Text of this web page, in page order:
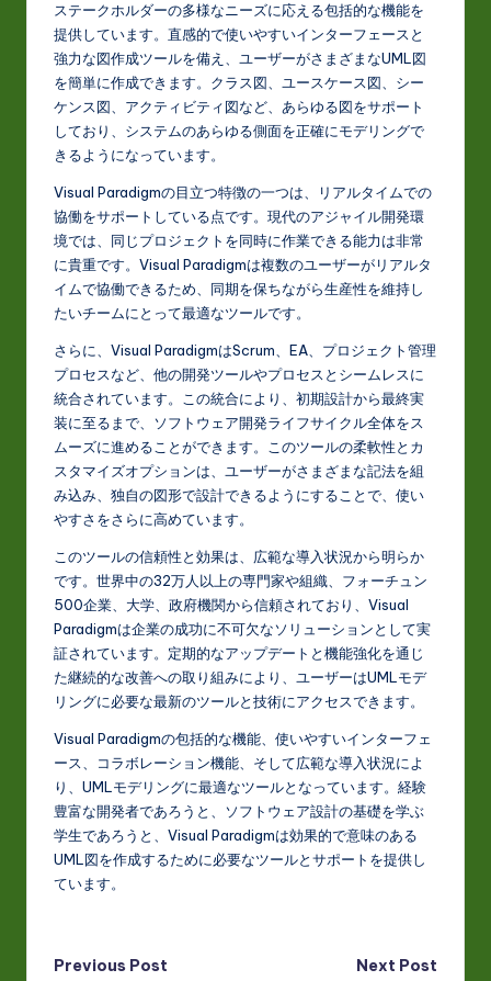
ステークホルダーの多様なニーズに応える包括的な機能を
提供しています。直感的で使いやすいインターフェースと
強力な図作成ツールを備え、ユーザーがさまざまなUML図
を簡単に作成できます。クラス図、ユースケース図、シー
ケンス図、アクティビティ図など、あらゆる図をサポート
しており、システムのあらゆる側面を正確にモデリングで
きるようになっています。
Visual Paradigmの目立つ特徴の一つは、リアルタイムでの
協働をサポートしている点です。現代のアジャイル開発環
境では、同じプロジェクトを同時に作業できる能力は非常
に貴重です。Visual Paradigmは複数のユーザーがリアルタ
イムで協働できるため、同期を保ちながら生産性を維持し
たいチームにとって最適なツールです。
さらに、Visual ParadigmはScrum、EA、プロジェクト管理
プロセスなど、他の開発ツールやプロセスとシームレスに
統合されています。この統合により、初期設計から最終実
装に至るまで、ソフトウェア開発ライフサイクル全体をス
ムーズに進めることができます。このツールの柔軟性とカ
スタマイズオプションは、ユーザーがさまざまな記法を組
み込み、独自の図形で設計できるようにすることで、使い
やすさをさらに高めています。
このツールの信頼性と効果は、広範な導入状況から明らか
です。世界中の32万人以上の専門家や組織、フォーチュン
500企業、大学、政府機関から信頼されており、Visual
Paradigmは企業の成功に不可欠なソリューションとして実
証されています。定期的なアップデートと機能強化を通じ
た継続的な改善への取り組みにより、ユーザーはUMLモデ
リングに必要な最新のツールと技術にアクセスできます。
Visual Paradigmの包括的な機能、使いやすいインターフェ
ース、コラボレーション機能、そして広範な導入状況によ
り、UMLモデリングに最適なツールとなっています。経験
豊富な開発者であろうと、ソフトウェア設計の基礎を学ぶ
学生であろうと、Visual Paradigmは効果的で意味のある
UML図を作成するために必要なツールとサポートを提供し
ています。
Previous Post Next Post